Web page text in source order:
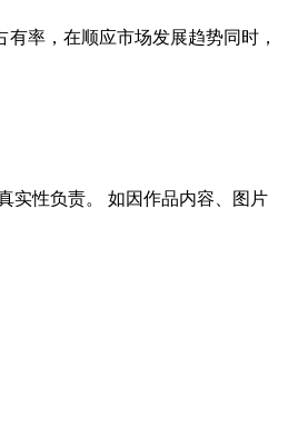
率，在顺应市场发展趋势同时，
实性负责。 如因作品内容、图片